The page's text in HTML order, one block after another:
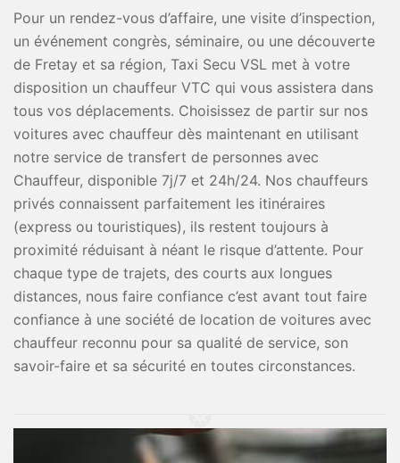
Pour un rendez-vous d’affaire, une visite d’inspection,
un événement congrès, séminaire, ou une découverte
de Fretay et sa région, Taxi Secu VSL met à votre
disposition un chauffeur VTC qui vous assistera dans
tous vos déplacements. Choisissez de partir sur nos
voitures avec chauffeur dès maintenant en utilisant
notre service de transfert de personnes avec
Chauffeur, disponible 7j/7 et 24h/24. Nos chauffeurs
privés connaissent parfaitement les itinéraires
(express ou touristiques), ils restent toujours à
proximité réduisant à néant le risque d’attente. Pour
chaque type de trajets, des courts aux longues
distances, nous faire confiance c’est avant tout faire
confiance à une société de location de voitures avec
chauffeur reconnu pour sa qualité de service, son
savoir-faire et sa sécurité en toutes circonstances.